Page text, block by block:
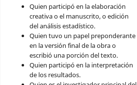
Quien participó en la elaboración
creativa o el manuscrito, o edición
del análisis estadístico.
Quien tuvo un papel preponderante
en la versión final de la obra o
escribió una porción del texto.
Quien participó en la interpretación
de los resultados.